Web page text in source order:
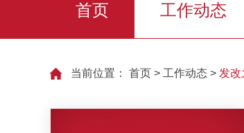
首页 工作动态
当前位置： 首页 > 工作动态 > 发改